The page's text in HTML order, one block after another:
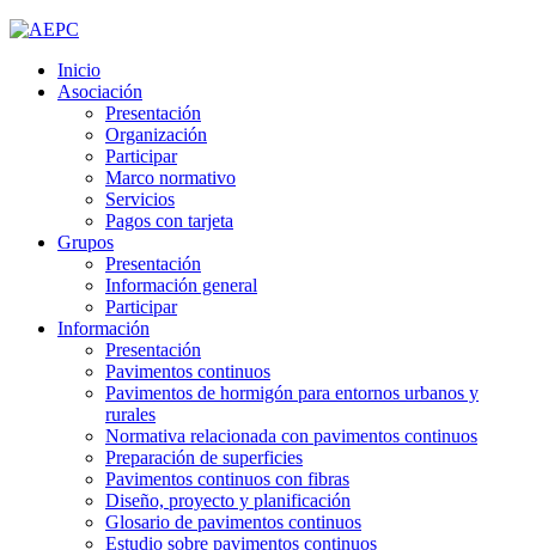
Inicio
Asociación
Presentación
Organización
Participar
Marco normativo
Servicios
Pagos con tarjeta
Grupos
Presentación
Información general
Participar
Información
Presentación
Pavimentos continuos
Pavimentos de hormigón para entornos urbanos y
rurales
Normativa relacionada con pavimentos continuos
Preparación de superficies
Pavimentos continuos con fibras
Diseño, proyecto y planificación
Glosario de pavimentos continuos
Estudio sobre pavimentos continuos